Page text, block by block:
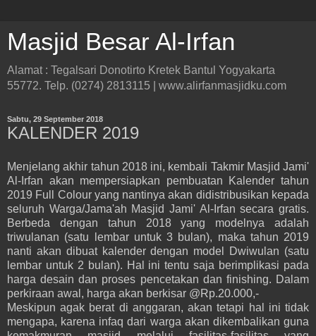
Masjid Besar Al-Irfan
Alamat : Tegalsari Donotirto Kretek Bantul Yogyakarta
55772. Telp. (0274) 2813115 | www.alirfanmasjidku.com
Sabtu, 29 September 2018
KALENDER 2019
Menjelang akhir tahun 2018 ini, kembali Takmir Masjid Jami'
Al-Irfan akan mempersiapkan pembuatan Kalender tahun
2019 Full Colour yang nantinya akan didistribusikan kepada
seluruh Warga/Jama'ah Masjid Jami' Al-Irfan secara gratis.
Berbeda dengan tahun 2018 yang modelnya adalah
triwulanan (satu lembar untuk 3 bulan), maka tahun 2019
nanti akan dibuat kalender dengan model Dwiwulan (satu
lembar untuk 2 bulan). Hal ini tentu saja berimplikasi pada
harga desain dan proses pencetakan dan finishing. Dalam
perkiraan awal, harga akan berkisar @Rp.20.000,-
Meskipun agak berat di anggaran, akan tetapi hal ini tidak
mengapa, karena infaq dari warga akan dikembalikan guna